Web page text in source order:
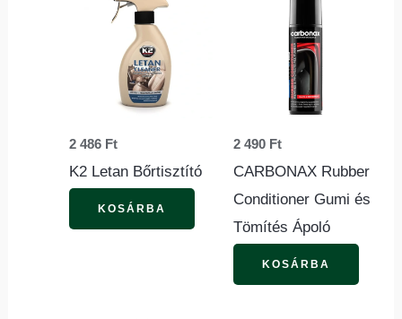
2 486 Ft
K2 Letan Bőrtisztító
KOSÁRBA
2 490 Ft
CARBONAX Rubber
Conditioner Gumi és
Tömítés Ápoló
KOSÁRBA